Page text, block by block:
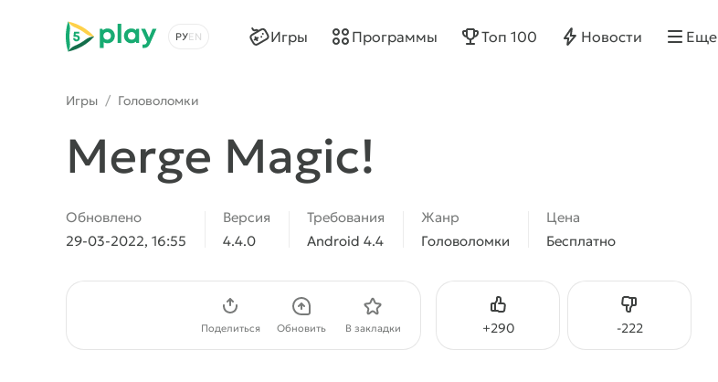
5play
Выбрать язык
Игры Программы Топ 100 Новости Еще
Игры / Головоломки
Merge Magic!
Обновлено
29-03-2022, 16:55
Версия
4.4.0
Требования
Android 4.4
Жанр
Головоломки
Цена
Бесплатно
+290
Нравится -222
Не нравится
Поделиться Обновить В закладки